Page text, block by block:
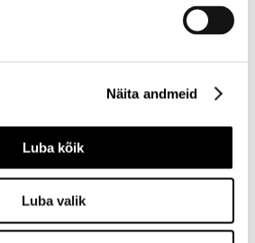
Näita andmeid
Luba kõik
Luba valik